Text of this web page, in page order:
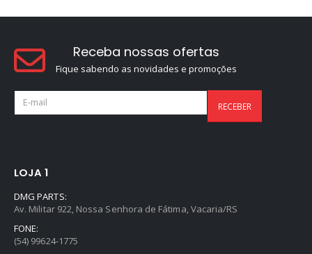
Receba nossas ofertas
Fique sabendo as novidades e promoções
LOJA 1
DMG PARTS:
Av. Militar 922, Nossa Senhora de Fátima, Vacaria/RS
FONE:
(54) 99624-1775